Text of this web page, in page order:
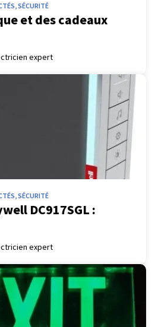
SÉCURITÉ
et des cadeaux
expert
SÉCURITÉ
DC917SGL :
expert